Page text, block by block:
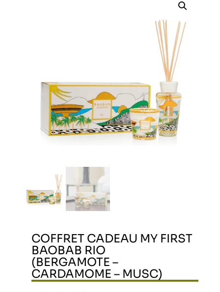
COFFRET CADEAU MY FIRST
BAOBAB RIO
(BERGAMOTE –
CARDAMOME – MUSC)